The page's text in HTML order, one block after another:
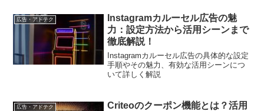
広告・アドテク
Instagramカルーセル広告の魅
力：設定方法から活用シーンまで
徹底解説！
Instagramカルーセル広告の具体的な設定
手順やその魅力、有効な活用シーンにつ
いて詳しく解説
広告・アドテク
Criteoのクーポン機能とは？活用